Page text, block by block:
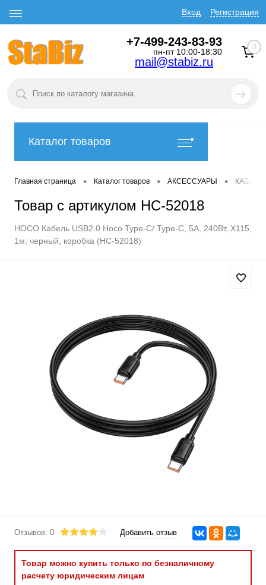
Вход Регистрация
+7-499-243-83-93
пн-пт 10:00-18:30
mail@stabiz.ru
0
Каталог товаров
Главная страница • Каталог товаров • АКСЕССУАРЫ •
Товар с артикулом HC-52018
HOCO Кабель USB2.0 Hoco Type-C/ Type-C, 5A, 240Вт, X115,
1м, черный, коробка (HC-52018)
Отзывов: 0 Добавить отзыв
Товар можно купить только по безналичному
расчету юридическим лицам